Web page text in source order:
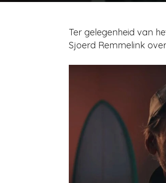
Ter gelegenheid van
Sjoerd Remmelink